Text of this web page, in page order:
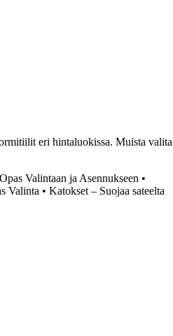
eri hintaluokissa. Muista valita
Valintaan ja Asennukseen •
Valinta • Katokset – Suojaa sateelta